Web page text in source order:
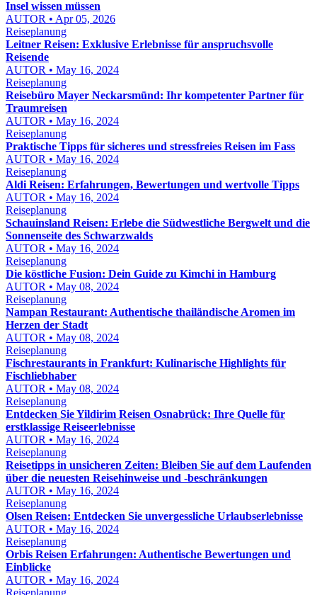
Insel wissen müssen
AUTOR • Apr 05, 2026
Reiseplanung
Leitner Reisen: Exklusive Erlebnisse für anspruchsvolle
Reisende
AUTOR • May 16, 2024
Reiseplanung
Reisebüro Mayer Neckarsmünd: Ihr kompetenter Partner für
Traumreisen
AUTOR • May 16, 2024
Reiseplanung
Praktische Tipps für sicheres und stressfreies Reisen im Fass
AUTOR • May 16, 2024
Reiseplanung
Aldi Reisen: Erfahrungen, Bewertungen und wertvolle Tipps
AUTOR • May 16, 2024
Reiseplanung
Schauinsland Reisen: Erlebe die Südwestliche Bergwelt und die
Sonnenseite des Schwarzwalds
AUTOR • May 16, 2024
Reiseplanung
Die köstliche Fusion: Dein Guide zu Kimchi in Hamburg
AUTOR • May 08, 2024
Reiseplanung
Nampan Restaurant: Authentische thailändische Aromen im
Herzen der Stadt
AUTOR • May 08, 2024
Reiseplanung
Fischrestaurants in Frankfurt: Kulinarische Highlights für
Fischliebhaber
AUTOR • May 08, 2024
Reiseplanung
Entdecken Sie Yildirim Reisen Osnabrück: Ihre Quelle für
erstklassige Reiseerlebnisse
AUTOR • May 16, 2024
Reiseplanung
Reisetipps in unsicheren Zeiten: Bleiben Sie auf dem Laufenden
über die neuesten Reisehinweise und -beschränkungen
AUTOR • May 16, 2024
Reiseplanung
Olsen Reisen: Entdecken Sie unvergessliche Urlaubserlebnisse
AUTOR • May 16, 2024
Reiseplanung
Orbis Reisen Erfahrungen: Authentische Bewertungen und
Einblicke
AUTOR • May 16, 2024
Reiseplanung